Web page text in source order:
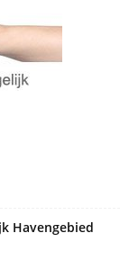
Havengebied